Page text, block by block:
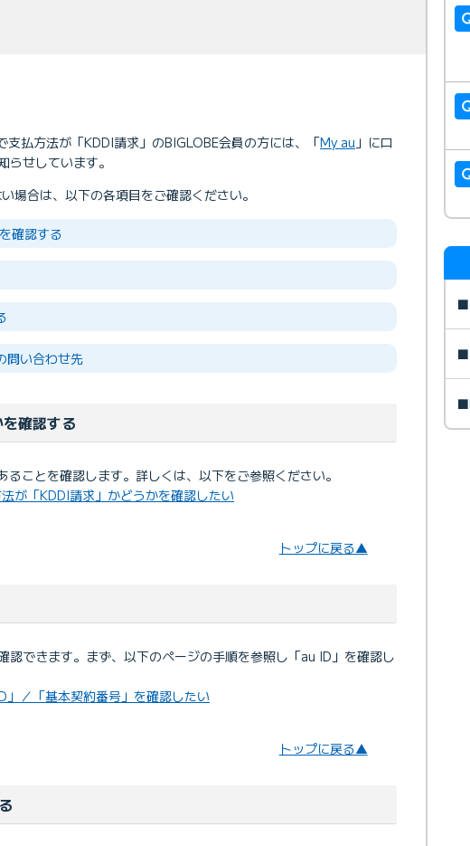
支払方法が「KDDI請求」のBIGLOBE会員の方には、「My au 」にロ
らせしています。
場合は、以下の各項目をご確認ください。
確認する
問い合わせ先
を確認する
ることを確認します。詳しくは、以下をご参照ください。
が「KDDI請求」かどうかを確認したい
トップに戻る▲
認できます。まず、以下のページの手順を参照し「au ID」を確認し
／「基本契約番号」を確認したい
トップに戻る▲
■
■